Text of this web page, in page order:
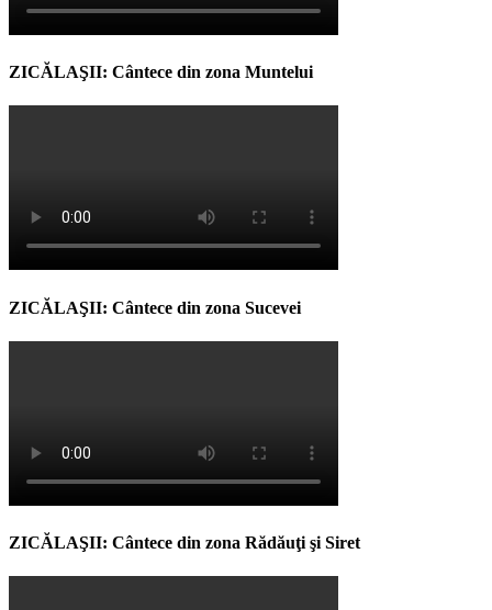
ZICĂLAŞII: Cântece din zona Muntelui
ZICĂLAŞII: Cântece din zona Sucevei
ZICĂLAŞII: Cântece din zona Rădăuţi şi Siret